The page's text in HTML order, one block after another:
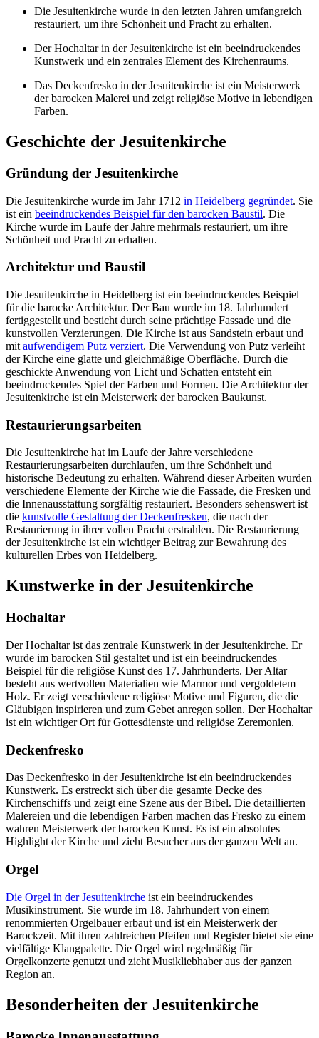
Die Jesuitenkirche wurde in den letzten Jahren umfangreich
restauriert, um ihre Schönheit und Pracht zu erhalten.
Der Hochaltar in der Jesuitenkirche ist ein beeindruckendes
Kunstwerk und ein zentrales Element des Kirchenraums.
Das Deckenfresko in der Jesuitenkirche ist ein Meisterwerk
der barocken Malerei und zeigt religiöse Motive in lebendigen
Farben.
Geschichte der Jesuitenkirche
Gründung der Jesuitenkirche
Die Jesuitenkirche wurde im Jahr 1712 in Heidelberg gegründet. Sie
ist ein beeindruckendes Beispiel für den barocken Baustil. Die
Kirche wurde im Laufe der Jahre mehrmals restauriert, um ihre
Schönheit und Pracht zu erhalten.
Architektur und Baustil
Die Jesuitenkirche in Heidelberg ist ein beeindruckendes Beispiel
für die barocke Architektur. Der Bau wurde im 18. Jahrhundert
fertiggestellt und besticht durch seine prächtige Fassade und die
kunstvollen Verzierungen. Die Kirche ist aus Sandstein erbaut und
mit aufwendigem Putz verziert. Die Verwendung von Putz verleiht
der Kirche eine glatte und gleichmäßige Oberfläche. Durch die
geschickte Anwendung von Licht und Schatten entsteht ein
beeindruckendes Spiel der Farben und Formen. Die Architektur der
Jesuitenkirche ist ein Meisterwerk der barocken Baukunst.
Restaurierungsarbeiten
Die Jesuitenkirche hat im Laufe der Jahre verschiedene
Restaurierungsarbeiten durchlaufen, um ihre Schönheit und
historische Bedeutung zu erhalten. Während dieser Arbeiten wurden
verschiedene Elemente der Kirche wie die Fassade, die Fresken und
die Innenausstattung sorgfältig restauriert. Besonders sehenswert ist
die kunstvolle Gestaltung der Deckenfresken, die nach der
Restaurierung in ihrer vollen Pracht erstrahlen. Die Restaurierung
der Jesuitenkirche ist ein wichtiger Beitrag zur Bewahrung des
kulturellen Erbes von Heidelberg.
Kunstwerke in der Jesuitenkirche
Hochaltar
Der Hochaltar ist das zentrale Kunstwerk in der Jesuitenkirche. Er
wurde im barocken Stil gestaltet und ist ein beeindruckendes
Beispiel für die religiöse Kunst des 17. Jahrhunderts. Der Altar
besteht aus wertvollen Materialien wie Marmor und vergoldetem
Holz. Er zeigt verschiedene religiöse Motive und Figuren, die die
Gläubigen inspirieren und zum Gebet anregen sollen. Der Hochaltar
ist ein wichtiger Ort für Gottesdienste und religiöse Zeremonien.
Deckenfresko
Das Deckenfresko in der Jesuitenkirche ist ein beeindruckendes
Kunstwerk. Es erstreckt sich über die gesamte Decke des
Kirchenschiffs und zeigt eine Szene aus der Bibel. Die detaillierten
Malereien und die lebendigen Farben machen das Fresko zu einem
wahren Meisterwerk der barocken Kunst. Es ist ein absolutes
Highlight der Kirche und zieht Besucher aus der ganzen Welt an.
Orgel
Die Orgel in der Jesuitenkirche ist ein beeindruckendes
Musikinstrument. Sie wurde im 18. Jahrhundert von einem
renommierten Orgelbauer erbaut und ist ein Meisterwerk der
Barockzeit. Mit ihren zahlreichen Pfeifen und Register bietet sie eine
vielfältige Klangpalette. Die Orgel wird regelmäßig für
Orgelkonzerte genutzt und zieht Musikliebhaber aus der ganzen
Region an.
Besonderheiten der Jesuitenkirche